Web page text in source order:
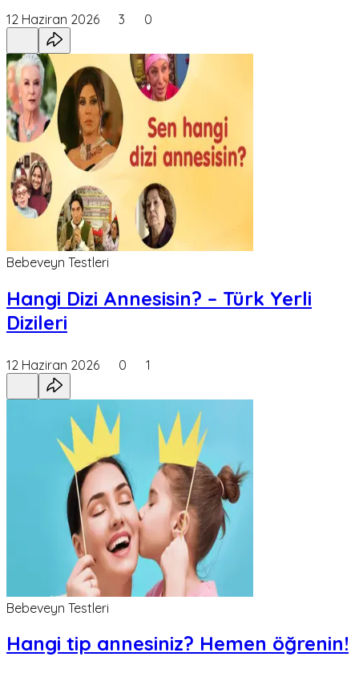
12 Haziran 2026 3 0
Bebeveyn Testleri
Hangi Dizi Annesisin? – Türk Yerli
Dizileri
12 Haziran 2026 0 1
Bebeveyn Testleri
Hangi tip annesiniz? Hemen öğrenin!